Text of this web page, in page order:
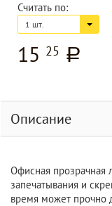
Считать по:
1 шт.
15 25 a
Описание
Офисная прозрачная
запечатывания и
время может прочно